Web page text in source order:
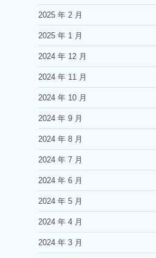
2025 年 2 月
2025 年 1 月
2024 年 12 月
2024 年 11 月
2024 年 10 月
2024 年 9 月
2024 年 8 月
2024 年 7 月
2024 年 6 月
2024 年 5 月
2024 年 4 月
2024 年 3 月